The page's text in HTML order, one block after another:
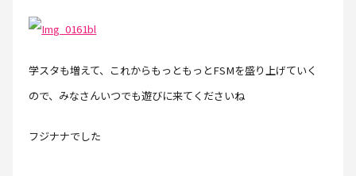
学スタも増えて、これからもっともっとFSMを盛り上げていく
ので、みなさんいつでも遊びに来てくださいね
フジナナでした